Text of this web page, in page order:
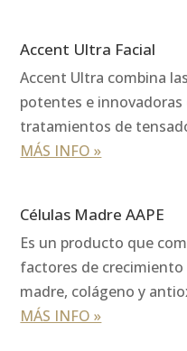
Accent Ultra Facial
Accent Ultra combina
potentes e innovadoras
tratamientos de
MÁS INFO »
Células Madre AAPE
Es un producto que
factores de
madre, colágeno y
MÁS INFO »